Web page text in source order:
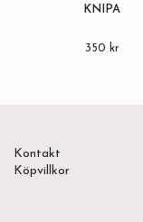
KNIPA
350 kr
Kontakt
Köpvillkor